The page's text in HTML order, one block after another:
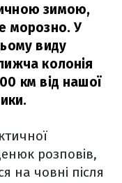
зимою,
морозно. У
виду
колонія
км від нашої
розповів,
на човні після